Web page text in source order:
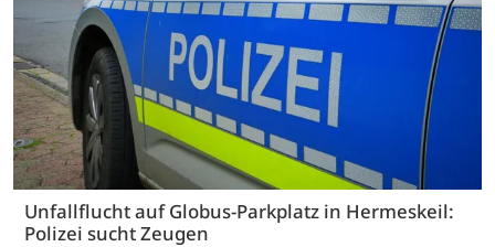
Unfallflucht auf Globus-Parkplatz in Hermeskeil:
Polizei sucht Zeugen